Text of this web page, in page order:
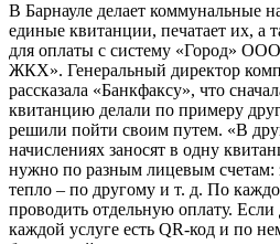
В Барнауле делает коммунальные
единые квитанции, печатает их, а
для оплаты с систему «Город»
ЖКХ». Генеральный директор
рассказала «Банкфаксу», что
квитанцию делали по примеру
решили пойти своим путем. «В
начислениях заносят в одну
нужно по разным лицевым счетам:
тепло – по другому и т. д. По
проводить отдельную оплату.
каждой услуге есть QR-код и по